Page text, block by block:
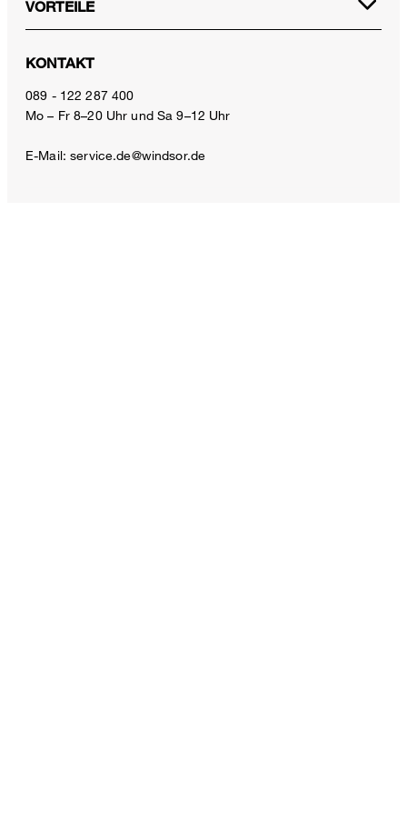
VORTEILE
KONTAKT
089 - 122 287 400
Mo – Fr 8–20 Uhr und Sa 9–12 Uhr
E-Mail:service.de@windsor.de